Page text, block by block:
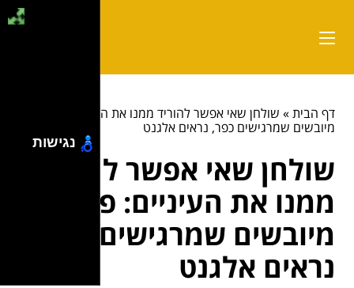
דף הבית» שולחן שאי אפשר להוריד ממנו את העיניים: פרחים
מיובשים שמרגישים כפר, נראים אלגנט
שולחן שאי אפשר להוריד
ממנו את העיניים: פרחים
מיובשים שמרגישים כפר,
נראים אלגנט
נגישות